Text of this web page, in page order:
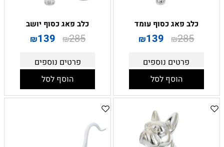
כלב פאג כסוף עומד
₪285
₪139
פרטים נוספים
הוסף לסל
כלב פאג כסוף יושב
₪285
₪139
פרטים נוספים
הוסף לסל